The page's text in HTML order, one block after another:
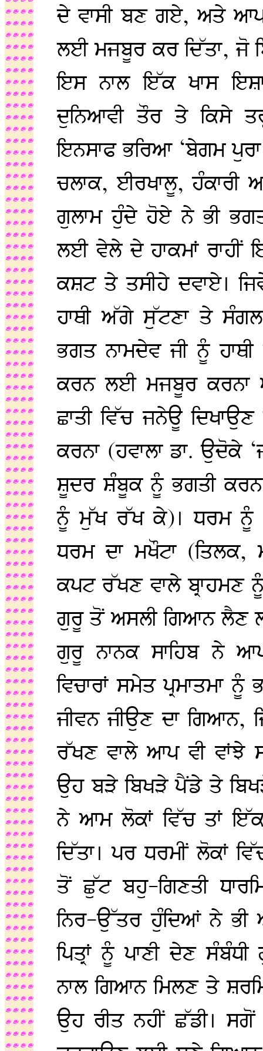
ਦੇ ਵਾਸੀ ਬਣ ਗਏ, ਅਤੇ
ਲਈ ਮਜਬੂਰ ਕਰ ਦਿੱਤਾ, ਜੋ
ਇਸ ਨਾਲ ਇੱਕ ਖਾਸ
ਦੁਨਿਆਵੀ ਤੌਰ ਤੇ ਕਿਸੇ
ਇਨਸਾਫ ਭਰਿਆ ‘ਬੇਗਮ
ਚਲਾਕ, ਈਰਖਾਲੂ,
ਗੁਲਾਮ ਹੁੰਦੇ ਹੋਏ ਨੇ ਭੀ
ਲਈ ਵੇਲੇ ਦੇ ਹਾਕਮਾਂ ਰਾਹੀਂ
ਕਸ਼ਟ ਤੇ ਤਸੀਹੇ ਦਵਾਏ।
ਹਾਥੀ ਅੱਗੇ ਸੁੱਟਣਾ ਤੇ
ਭਗਤ ਨਾਮਦੇਵ ਜੀ ਨੂੰ
ਕਰਨ ਲਈ ਮਜਬੂਰ ਕਰਨਾ
ਛਾਤੀ ਵਿੱਚ ਜਨੇਊ
ਕਰਨਾ (ਹਵਾਲਾ ਡਾ. ਉਦੋਕੇ
ਸ਼ੂਦਰ ਸ਼ੰਬੂਕ ਨੂੰ ਭਗਤੀ
ਨੂੰ ਮੁੱਖ ਰੱਖ ਕੇ)। ਧਰਮ ਨੂੰ
ਧਰਮ ਦਾ ਮਖੌਟਾ (ਤਿਲਕ,
ਕਪਟ ਰੱਖਣ ਵਾਲੇ ਬ੍ਰਾਹਮਣ
ਗੁਰੂ ਤੋਂ ਅਸਲੀ ਗਿਆਨ ਲੈਣ
ਗੁਰੂ ਨਾਨਕ ਸਾਹਿਬ ਨੇ
ਵਿਚਾਰਾਂ ਸਮੇਤ ਪ੍ਰਮਾਤਮਾ
ਜੀਵਨ ਜੀਉਣ ਦਾ
ਰੱਖਣ ਵਾਲੇ ਆਪ ਵੀ ਵਾਂਝੇ
ਉਹ ਬੜੇ ਬਿਖੜੇ ਪੈਂਡੇ ਤੇ
ਨੇ ਆਮ ਲੋਕਾਂ ਵਿੱਚ ਤਾਂ ਇੱਕ
ਦਿੱਤਾ। ਪਰ ਧਰਮੀਂ ਲੋਕਾਂ
ਤੋਂ ਛੁੱਟ ਬਹੁ-ਗਿਣਤੀ
ਨਿਰ-ਉੱਤਰ ਹੁੰਦਿਆਂ ਨੇ ਭੀ
ਪਿਤ੍ਰਾਂ ਨੂੰ ਪਾਣੀ ਦੇਣ
ਨਾਲ ਗਿਆਨ ਮਿਲਣ ਤੇ
ਉਹ ਰੀਤ ਨਹੀਂ ਛੱਡੀ।